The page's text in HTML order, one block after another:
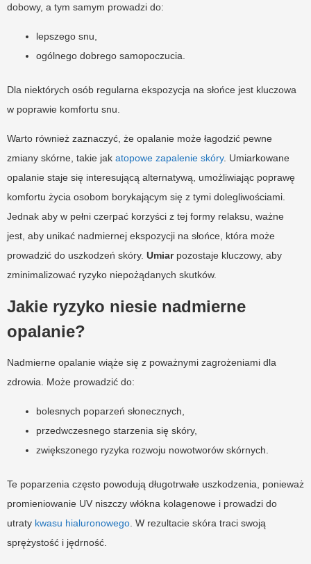
dobowy, a tym samym prowadzi do:
lepszego snu,
ogólnego dobrego samopoczucia.
Dla niektórych osób regularna ekspozycja na słońce jest kluczowa
w poprawie komfortu snu.
Warto również zaznaczyć, że opalanie może łagodzić pewne
zmiany skórne, takie jak atopowe zapalenie skóry. Umiarkowane
opalanie staje się interesującą alternatywą, umożliwiając poprawę
komfortu życia osobom borykającym się z tymi dolegliwościami.
Jednak aby w pełni czerpać korzyści z tej formy relaksu, ważne
jest, aby unikać nadmiernej ekspozycji na słońce, która może
prowadzić do uszkodzeń skóry. Umiarpozostaje kluczowy, aby
zminimalizować ryzyko niepożądanych skutków.
Jakie ryzyko niesie nadmierne
opalanie?
Nadmierne opalanie wiąże się z poważnymi zagrożeniami dla
zdrowia. Może prowadzić do:
bolesnych poparzeń słonecznych,
przedwczesnego starzenia się skóry,
zwiększonego ryzyka rozwoju nowotworów skórnych.
Te poparzenia często powodują długotrwałe uszkodzenia, ponieważ
promieniowanie UV niszczy włókna kolagenowe i prowadzi do
utraty kwasu hialuronowego . W rezultacie skóra traci swoją
sprężystość i jędrność.